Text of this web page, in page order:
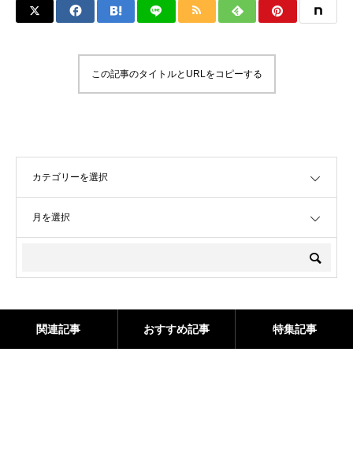
この記事のタイトルとURLをコピーする
関連記事 おすすめ記事 特集記事